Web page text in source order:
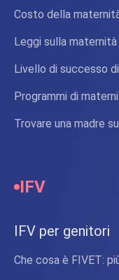
Costo della
Leggi sulla
Livello di successo
Programmi di
Trovare una madre
IFV
IFV per genitori
Che cosa è FIVET: